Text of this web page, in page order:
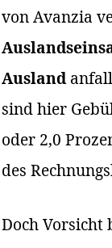
von Avanzia
Ausland
sind hier
oder 2,0
des
Doch Vorsicht